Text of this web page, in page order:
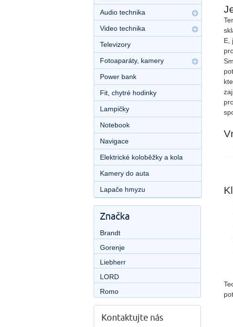
E
Audio technika
Video technika
Televizory
Fotoaparáty, kamery
Power bank
Fit, chytré hodinky
Lampičky
Notebook
Navigace
Elektrické koloběžky a kola
Kamery do auta
Lapače hmyzu
Značka
Brandt
Gorenje
Liebherr
LORD
Romo
Kontaktujte nás